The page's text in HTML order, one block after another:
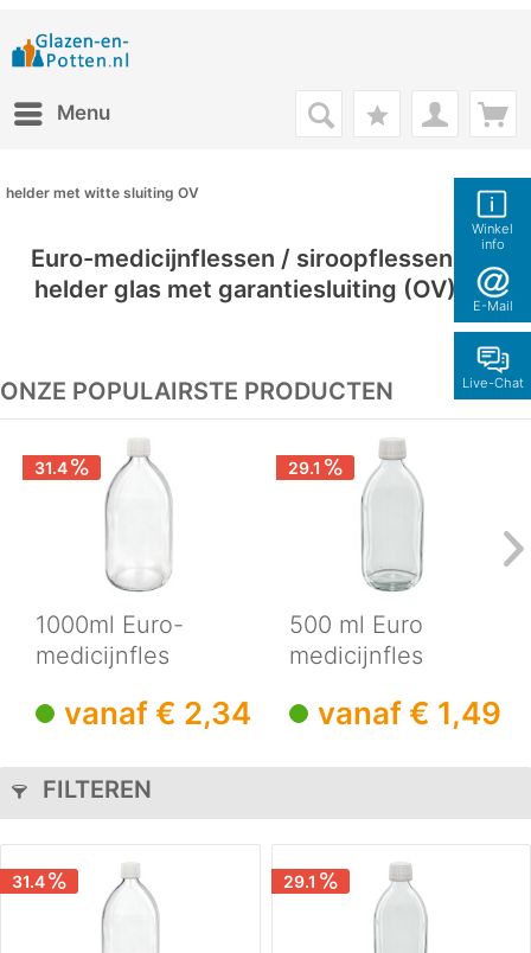
Winkel
info
E-Mail
Live-Chat
Menu
helder met witte sluiting OV
Euro-medicijnflessen / siroopflessen van
helder glas met garantiesluiting (OV) wit
ONZE POPULAIRSTE PRODUCTEN
31.4
1000ml Euro-
medicijnfles
vanaf € 2,34 € 3,41
29.1
500 ml Euro
medicijnfles
vanaf € 1,49
FILTEREN
31.4 29.1